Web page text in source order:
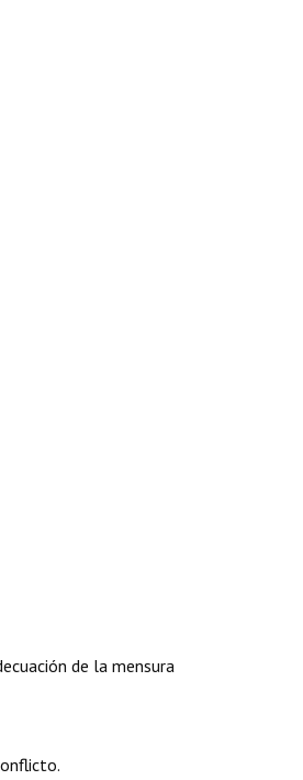
de la mensura